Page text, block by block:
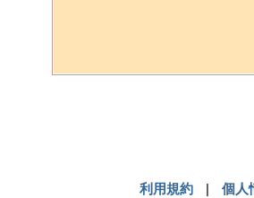
利用規約 | 個人